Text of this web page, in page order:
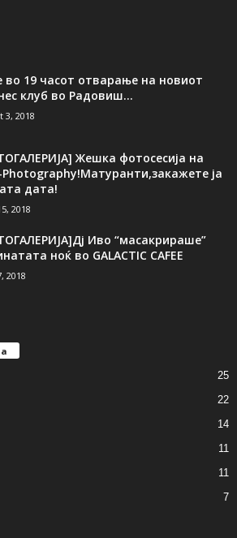
во 19 часот отварање на новиот
клуб во Радовиш...
3, 2018
Жешка фотосесија на
Photography!Матуранти,закажете ја
дата!
2018
Иво “масакрираше”
ноќ во GALACTIC CAFEE
2018
25
22
14
11
11
7